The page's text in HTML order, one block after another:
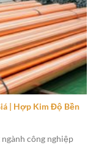
| Hợp Kim Độ Bền
công nghiệp